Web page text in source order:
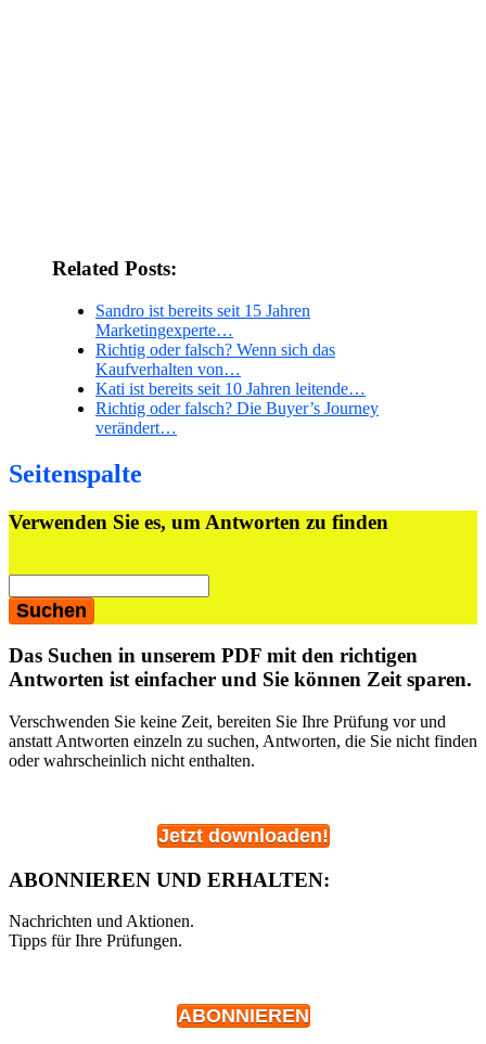
Related Posts:
Sandro ist bereits seit 15 Jahren
Marketingexperte…
Richtig oder falsch? Wenn sich das
Kaufverhalten von…
Kati ist bereits seit 10 Jahren leitende…
Richtig oder falsch? Die Buyer’s Journey
verändert…
Seitenspalte
Verwenden Sie es, um Antworten zu finden
Das Suchen in unserem PDF mit den richtigen
Antworten ist einfacher und Sie können Zeit sparen.
Verschwenden Sie keine Zeit, bereiten Sie Ihre Prüfung vor und
anstatt Antworten einzeln zu suchen, Antworten, die Sie nicht finden
oder wahrscheinlich nicht enthalten.
Jetzt downloaden!
ABONNIEREN UND ERHALTEN:
Nachrichten und Aktionen.
Tipps für Ihre Prüfungen.
ABONNIEREN